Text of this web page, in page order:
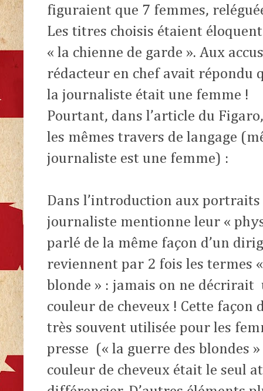
figuraient que 7 femmes,
Les titres choisis étaient
« la chienne de garde ». Aux
rédacteur en chef avait répondu
la journaliste était une femme !
Pourtant, dans l’article du
les mêmes travers de langage
journaliste est une femme) :
Dans l’introduction aux
journaliste mentionne leur «
parlé de la même façon d’un
reviennent par 2 fois les termes
blonde » : jamais on ne décrirait
couleur de cheveux ! Cette façon
très souvent utilisée pour les
presse (« la guerre des blondes
couleur de cheveux était le seul